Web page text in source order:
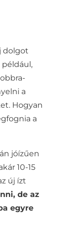
dolgot
a
Hogyan
a
jóízűen
10-15
új ízt
de az
egyre